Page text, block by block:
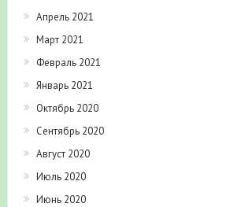
Апрель 2021
Март 2021
Февраль 2021
Январь 2021
Октябрь 2020
Сентябрь 2020
Август 2020
Июль 2020
Июнь 2020